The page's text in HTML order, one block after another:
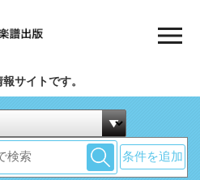
サイトです。
条件を追加